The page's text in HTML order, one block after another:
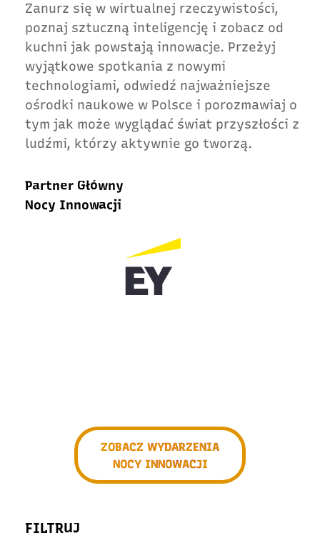
Zanurz się w wirtualnej rzeczywistości,
poznaj sztuczną inteligencję i zobacz od
kuchni jak powstają innowacje. Przeżyj
wyjątkowe spotkania z nowymi
technologiami, odwiedź najważniejsze
ośrodki naukowe w Polsce i porozmawiaj o
tym jak może wyglądać świat przyszłości z
ludźmi, którzy aktywnie go tworzą.
Partner Główny
Nocy Innowacji
ZOBACZ WYDARZENIA
NOCY INNOWACJI
FILTRUJ